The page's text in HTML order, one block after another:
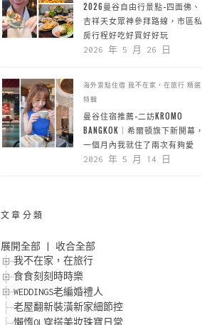
2026曼谷自由行景點-四面佛、
吉祥天女眾神參拜路線，市區私
房行程好吃好買好好玩
2026 年 5 月 26 日
海外景點住宿 我不在家，在旅行 精選
特輯
曼谷住宿推薦-二訪KROMO
BANGKOK｜希爾頓旗下新開幕，
一個月內我就住了兩次有夠愛
2026 年 5 月 14 日
文章分類
展開全部
收合全部
我不在家，在旅行
食食刻刻時時樂
WEDDINGS老編婚禮人
老屋翻新裝潢新家細節控
懶惰OL穿搭美妝珠寶日常